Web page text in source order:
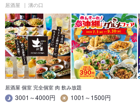
居酒屋 溝の口
居酒屋 個室 完全個室 肉 飲み放題
3001～4000円
1001～1500円